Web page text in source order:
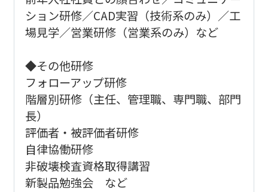
ション研修／CAD実習（技術系のみ）／工
場見学／営業研修（営業系のみ）など
◆その他研修
フォローアップ研修
階層別研修（主任、管理職、専門職、部門
長）
評価者・被評価者研修
自律協働研修
非破壊検査資格取得講習
新製品勉強会 など